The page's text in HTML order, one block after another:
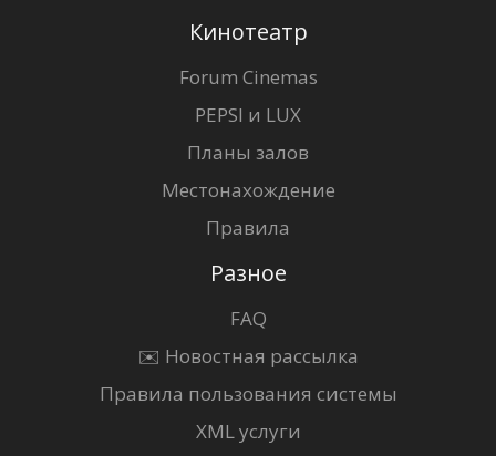
Кинотеатр
Forum Cinemas
PEPSI и LUX
Планы залов
Местонахождение
Правила
Разное
FAQ
✉️ Новостная рассылка
Правила пользования системы
XML услуги